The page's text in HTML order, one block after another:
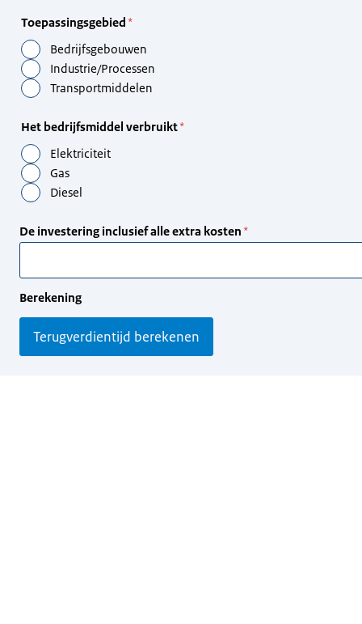
Toepassingsgebied
Bedrijfsgebouwen
Industrie/Processen
Transportmiddelen
Het bedrijfsmiddel verbruikt
Elektriciteit
Gas
Diesel
De investering inclusief alle extra kosten
Berekening